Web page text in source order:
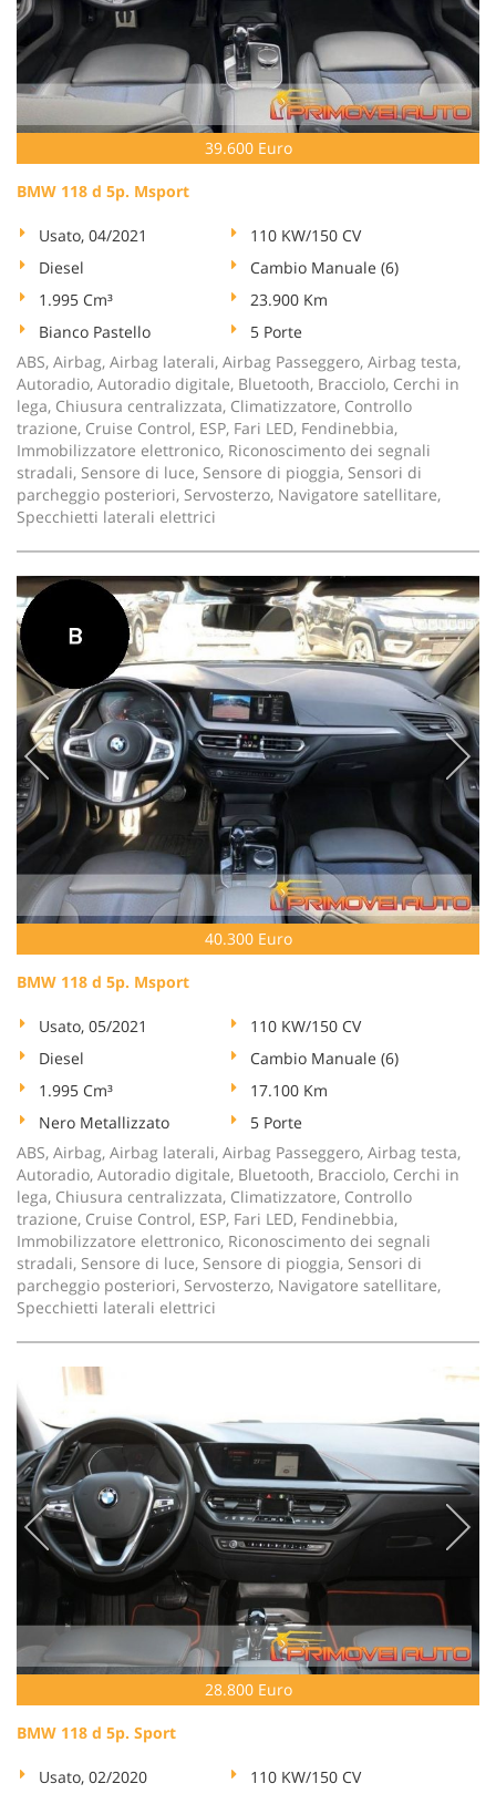
39.600 Euro
BMW 118 d 5p. Msport
Usato, 04/2021
110 KW/150 CV
Diesel
Cambio Manuale (6)
1.995 Cm³
23.900 Km
Bianco Pastello
5 Porte
ABS, Airbag, Airbag laterali, Airbag Passeggero, Airbag testa,
Autoradio, Autoradio digitale, Bluetooth, Bracciolo, Cerchi in
lega, Chiusura centralizzata, Climatizzatore, Controllo
trazione, Cruise Control, ESP, Fari LED, Fendinebbia,
Immobilizzatore elettronico, Riconoscimento dei segnali
stradali, Sensore di luce, Sensore di pioggia, Sensori di
parcheggio posteriori, Servosterzo, Navigatore satellitare,
Specchietti laterali elettrici
40.300 Euro
BMW 118 d 5p. Msport
Usato, 05/2021
110 KW/150 CV
Diesel
Cambio Manuale (6)
1.995 Cm³
17.100 Km
Nero Metallizzato
5 Porte
ABS, Airbag, Airbag laterali, Airbag Passeggero, Airbag testa,
Autoradio, Autoradio digitale, Bluetooth, Bracciolo, Cerchi in
lega, Chiusura centralizzata, Climatizzatore, Controllo
trazione, Cruise Control, ESP, Fari LED, Fendinebbia,
Immobilizzatore elettronico, Riconoscimento dei segnali
stradali, Sensore di luce, Sensore di pioggia, Sensori di
parcheggio posteriori, Servosterzo, Navigatore satellitare,
Specchietti laterali elettrici
28.800 Euro
BMW 118 d 5p. Sport
Usato, 02/2020 110 KW/150 CV